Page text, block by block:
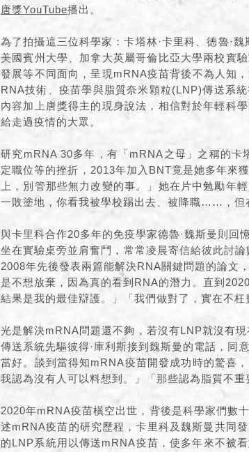
唐獎YouTube播出。
為了拍攝這三位科學家：卡塔林·卡里科、德魯·
美國賓州大學、加拿大英屬哥倫比亞大學兩校實
發展等不同面向，呈現mRNA疫苗背後不為人知
RNA技術、疫苗學與脂質奈米顆粒(LNP)傳送系
內容加上唐獎得主的現身說法，相信對於年輕科
給走過疫情的大眾。
研究mRNA 30多年，有「mRNA之母」之稱的卡
定職位等的挫折，2013年加入BNT竟是她多年來
上，別管那些無力改變的事。」她在片中勉勵年
一敗塗地，你看我被學校踢出去、被降職……，但
與卡里科合作20多年的免疫學家德魯·魏斯曼則回
坐在實驗桌旁並肩奮鬥，常常凌晨寄信給彼此討
2008年先後發表兩篇能解決RNA關鍵問題的論文
是不想放棄，因為真的看到RNA的潛力。直到
結果是我的最佳辯護。」「我們做對了，實在不枉
光是解決mRNA問題還不夠，若沒有LNP就沒有
傳送系統先驅彼得·庫利斯接到魏斯曼的電話，同
當好。談到當得知mRNA疫苗開發成功時的驚喜
我認為沒有人可以料想到。」「那些認為脂質不重
2020年mRNA疫苗橫空出世，背後是科學家們數
述mRNA疫苗的研究歷程，卡里科及魏斯曼共同
的LNP系統用以傳送mRNA疫苗，使多年來不被